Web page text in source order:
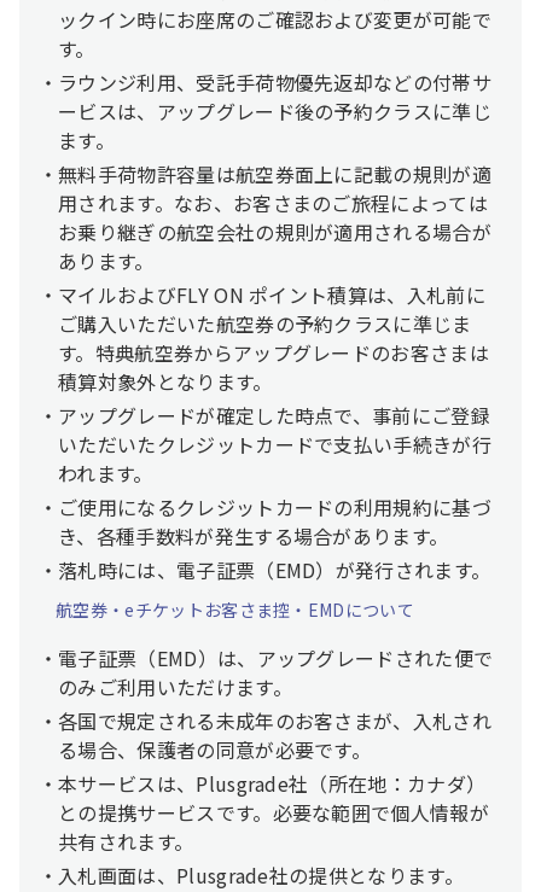
ックイン時にお座席のご確認および変更が可能で
す。
ラウンジ利用、受託手荷物優先返却などの付帯サ
ービスは、アップグレード後の予約クラスに準じ
ます。
無料手荷物許容量は航空券面上に記載の規則が適
用されます。なお、お客さまのご旅程によっては
お乗り継ぎの航空会社の規則が適用される場合が
あります。
マイルおよびFLY ON ポイント積算は、入札前に
ご購入いただいた航空券の予約クラスに準じま
す。特典航空券からアップグレードのお客さまは
積算対象外となります。
アップグレードが確定した時点で、事前にご登録
いただいたクレジットカードで支払い手続きが行
われます。
ご使用になるクレジットカードの利用規約に基づ
き、各種手数料が発生する場合があります。
落札時には、電子証票（EMD）が発行されます。
航空券・eチケットお客さま控・EMDについて
電子証票（EMD）は、アップグレードされた便で
のみご利用いただけます。
各国で規定される未成年のお客さまが、入札され
る場合、保護者の同意が必要です。
本サービスは、Plusgrade社（所在地：カナダ）
との提携サービスです。必要な範囲で個人情報が
共有されます。
入札画面は、Plusgrade社の提供となります。